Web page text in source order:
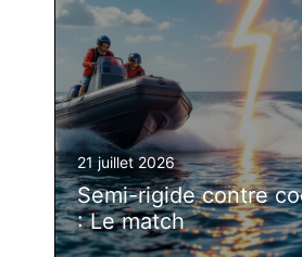
21 juillet 2026
Semi-rigide contre
: Le match